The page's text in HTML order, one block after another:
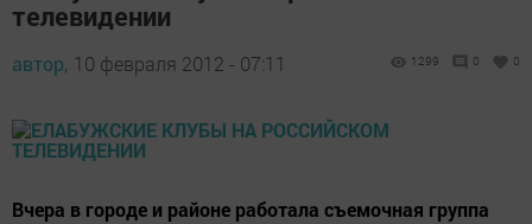
телевидении
автор, 10 февраля 2012 - 07:11 1299 0 0
Вчера в городе и районе работала съемочная группа